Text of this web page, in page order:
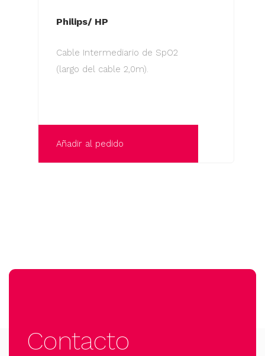
Philips/ HP
Cable Intermediario de SpO2
(largo del cable 2,0m).
Añadir al pedido
Contacto